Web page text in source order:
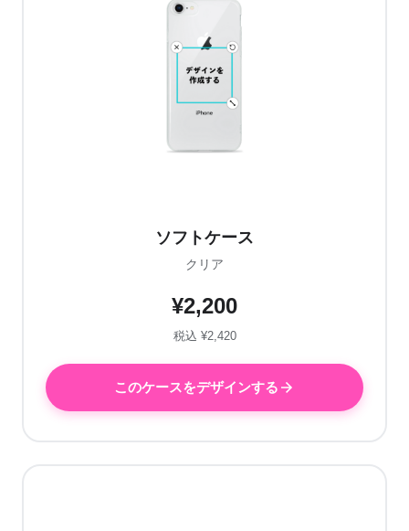
ソフトケース
クリア
¥2,200
税込 ¥2,420
このケースをデザインする